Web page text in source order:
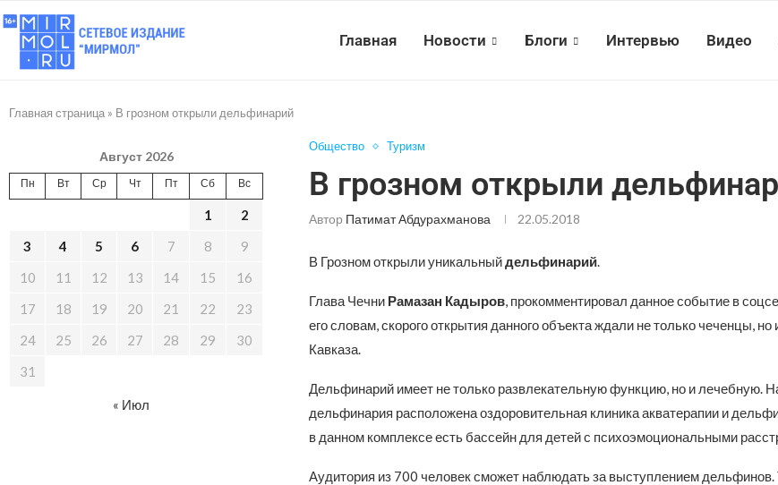
Главная Новости Блоги Интервью Видео
Главная страница » В грозном открыли дельфинарий
Общество Туризм
В грозном открыли
Автор Патимат Абдурахманова 22.05.2018
В Грозном открыли уникальныйдельфинарий.
Глава Чечни Рамазан Кадыров, прокомментировал данное событие в
его словам, скорого открытия данного объекта ждали не только чеченцы, но
Кавказа.
Дельфинарий имеет не только развлекательную функцию, но и лечебную.
дельфинария расположена оздоровительная клиника акватерапии и
в данном комплексе есть бассейн для детей с психоэмоциональными
Аудитория из 700 человек сможет наблюдать за выступлением дельфинов.
Август 2026
Пн Вт Ср Чт Пт Сб Вс
1
2
3
4 5 6 7 8
9
10
11 12 13 14 15
16
17
18 19 20 21 22
23
24
25 26 27 28 29
30
31
« Июл